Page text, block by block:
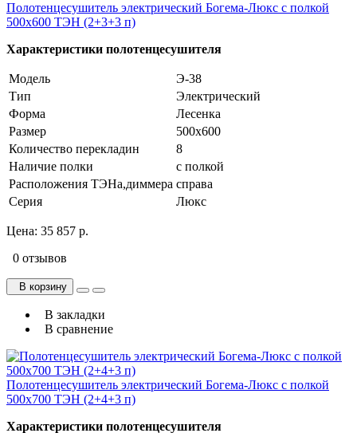
Полотенцесушитель электрический Богема-Люкс с полкой
500х600 ТЭН (2+3+3 п)
Характеристики полотенцесушителя
Модель
Э-38
Тип
Электрический
Форма
Лесенка
Размер
500х600
Количество перекладин
8
Наличие полки
с полкой
Расположения ТЭНа,диммера справа
Серия
Люкс
Цена: 35 857 р.
0 отзывов
В корзину
В закладки
В сравнение
Полотенцесушитель электрический Богема-Люкс с полкой
500х700 ТЭН (2+4+3 п)
Характеристики полотенцесушителя